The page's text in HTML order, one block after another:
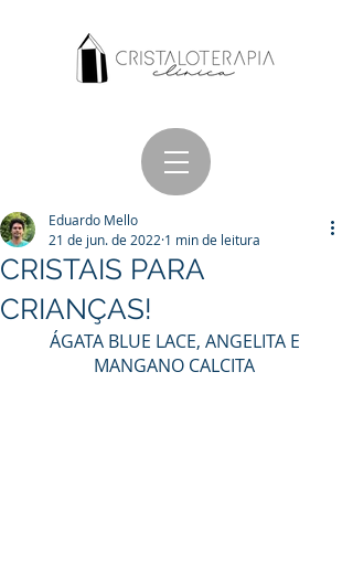
CRISTAIS PARA
CRIANÇAS!
Eduardo Mello
21 de jun. de 2022 1 min de leitura
ÁGATA BLUE LACE, ANGELITA E
MANGANO CALCITA